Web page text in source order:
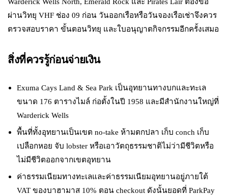
ผ่านวิทยุ VHF ช่อง 09 ก่อน วันออกเรือหรือวันจองเรือเช่าจึงควร
ตรวจสอบราคา ขั้นตอนวิทยุ และใบอนุญาตกิจกรรมอีกครั้งเสมอ
สิ่งที่ควรรู้ก่อนจ่ายเงิน
Exuma Cays Land & Sea Park เป็นอุทยานทางบกและทะเล
ขนาด 176 ตารางไมล์ ก่อตั้งในปี 1958 และมีสำนักงานใหญ่ที่
Warderick Wells
พื้นที่ทั้งอุทยานเป็นเขต no-take ห้ามตกปลา เก็บ conch เก็บ
เปลือกหอย จับ lobster หรือเอาวัตถุธรรมชาติไม่ว่ามีชีวิตหรือ
ไม่มีชีวิตออกจากเขตอุทยาน
ค่าธรรมเนียมทางทะเลและค่าธรรมเนียมอุทยานอยู่ภายใต้
VAT ของบาฮามาส 10% ตอน checkout ดังนั้นยอดที่ ParkPay